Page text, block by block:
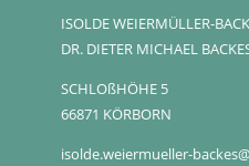
ISOLDE WEIERMÜLLER-
DR. DIETER MICHAEL
SCHLOßHÖHE 5
66871 KÖRBORN
isolde.weiermueller-